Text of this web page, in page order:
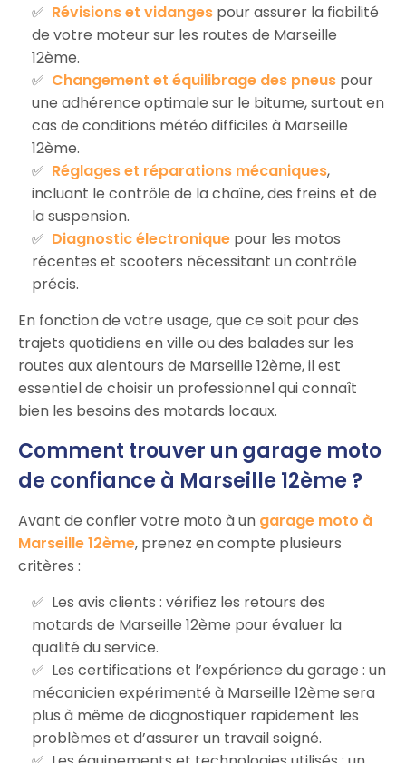
Révisions et vidanges pour assurer la fiabilité
de votre moteur sur les routes de Marseille
12ème.
Changement et équilibrage des pneus pour
une adhérence optimale sur le bitume, surtout en
cas de conditions météo difficiles à Marseille
12ème.
Réglages et réparations mécaniques,
incluant le contrôle de la chaîne, des freins et de
la suspension.
Diagnostic électronique pour les motos
récentes et scooters nécessitant un contrôle
précis.
En fonction de votre usage, que ce soit pour des
trajets quotidiens en ville ou des balades sur les
routes aux alentours de Marseille 12ème, il est
essentiel de choisir un professionnel qui connaît
bien les besoins des motards locaux.
Comment trouver un garage moto
de confiance à Marseille 12ème ?
Avant de confier votre moto à un garage moto à
Marseille 12ème, prenez en compte plusieurs
critères :
Les avis clients : vérifiez les retours des
motards de Marseille 12ème pour évaluer la
qualité du service.
Les certifications et l’expérience du garage : un
mécanicien expérimenté à Marseille 12ème sera
plus à même de diagnostiquer rapidement les
problèmes et d’assurer un travail soigné.